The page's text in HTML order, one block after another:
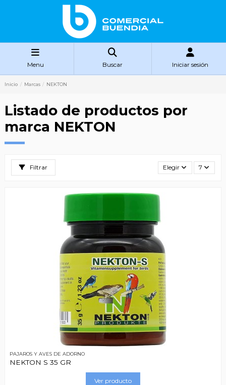
Menu Buscar Iniciar sesión
Inicio Marcas NEKTON
Listado de productos por
marca NEKTON
Filtrar Elegir 7
PAJAROS Y AVES DE ADORNO
NEKTON S 35 GR
Ver producto